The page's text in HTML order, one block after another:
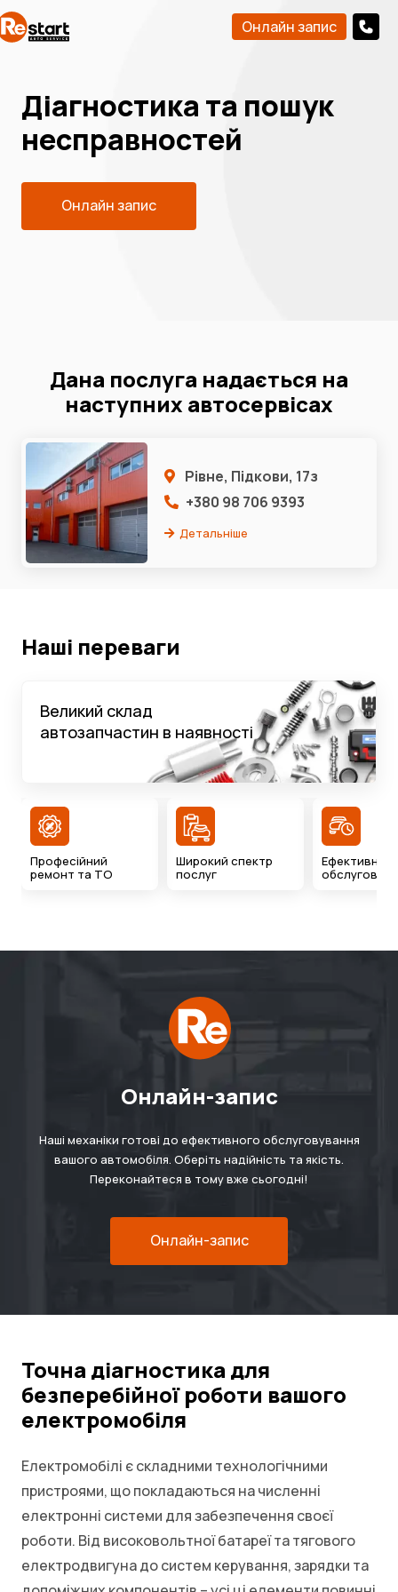
Онлайн запис
Діагностика та пошук
несправностей
Онлайн запис
Дана послуга надається на
наступних автосервісах
Рівне, Підкови, 17з
+380 98 706 9393
Детальніше
Наші переваги
Великий склад
автозапчастин в наявності
Професійний
ремонт та ТО
Широкий спектр
послуг
Ефективний
Онлайн-запис
Наші механіки готові до ефективного обслуговування
вашого автомобіля. Оберіть надійність та якість.
Переконайтеся в тому вже сьогодні!
Онлайн-запис
Точна діагностика для
безперебійної роботи вашого
електромобіля
Електромобілі є складними технологічними
пристроями, що покладаються на численні
електронні системи для забезпечення своєї
роботи. Від високовольтної батареї та тягового
електродвигуна до систем керування, зарядки та